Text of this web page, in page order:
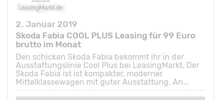
2. Januar 2019
Skoda Fabia COOL PLUS Leasing für 99 Euro
brutto im Monat
Den schicken Skoda Fabia bekommt ihr in der
Ausstattungslinie Cool Plus bei LeasingMarkt. Der
Skoda Fabia ist ist kompakter, moderner
Mittelklassewagen mit guter Ausstattung. An...